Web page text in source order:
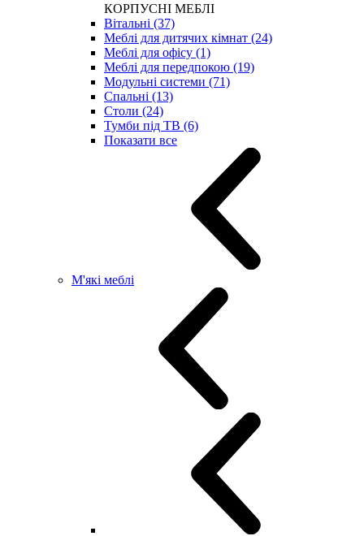
КОРПУСНІ МЕБЛІ
Вітальні (37)
Меблі для дитячих кімнат (24)
Меблі для офісу (1)
Меблі для передпокою (19)
Модульні системи (71)
Спальні (13)
Столи (24)
Тумби під ТВ (6)
Показати все
М'які меблі